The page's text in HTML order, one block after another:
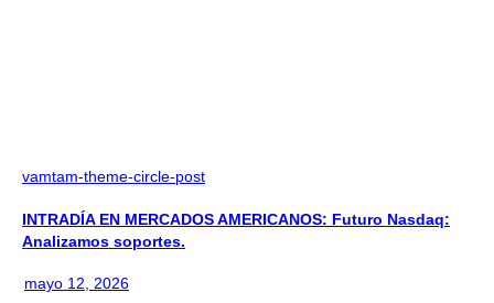
vamtam-theme-circle-post
INTRADÍA EN MERCADOS AMERICANOS: Futuro Nasdaq:
Analizamos soportes.
mayo 12, 2026